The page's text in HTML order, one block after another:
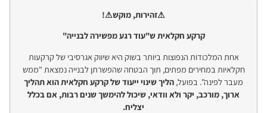
⚠זהירות, מוקש⚠!
קרקע חקלאית ש"עוד רגע מפשירה לבנייה"
אחת המלכודות הנפוצות ביותר בשוק היא שיווק אגרסיבי של קרקעות
חקלאיות במחירים מפתים, תוך הבטחה שהפשרתן לבנייה נמצאת "ממש
מעבר לפינה". בפועל, הליך שינוי ייעוד של קרקע חקלאית הוא תהליך
ארוך, מורכב, יקר ולא וודאי, שיכול להימשך שנים רבות, אם בכלל
יצליח.